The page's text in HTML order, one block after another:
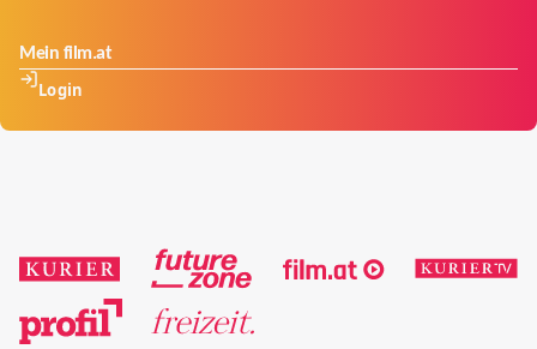
Mein film.at
Login